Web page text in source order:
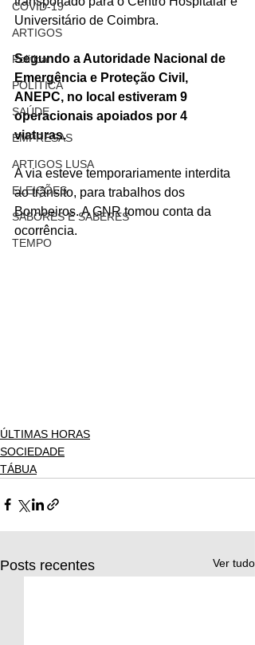
COVID-19
ARTIGOS
Politica
POLITICA
SAÚDE
EMPRESAS
ARTIGOS LUSA
ELEIÇÕES
SABORES E SABERES
TEMPO
Universitário de Coimbra.
Segundo a Autoridade Nacional de
Emergência e Proteção Civil,
ANEPC, no local estiveram 9
operacionais apoiados por 4
viaturas.
A via esteve temporariamente interdita
ao trânsito, para trabalhos dos
Bombeiros. A GNR tomou conta da
ocorrência.
ÚLTIMAS HORAS
SOCIEDADE
TÁBUA
Posts recentes Ver tudo